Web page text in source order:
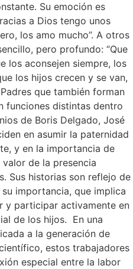
Su emoción es
a Dios tengo unos
los amo mucho”. A otros
pero profundo: “Que
los aconsejen siempre, los
los hijos crecen y se van,
que también forman
funciones distintas dentro
de Boris Delgado, José
en asumir la paternidad
y en la importancia de
de la presencia
Sus historias son reflejo de
importancia, que implica
y participar activamente en
de los hijos. En una
a la generación de
estos trabajadores
especial entre la labor